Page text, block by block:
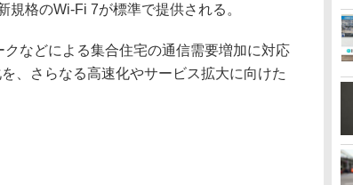
格のWi-Fi 7が標準で提供される。
などによる集合住宅の通信需要増加に対応
、さらなる高速化やサービス拡大に向けた